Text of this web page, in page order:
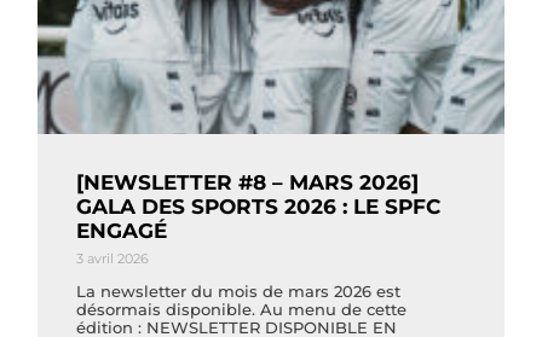
[NEWSLETTER #8 – MARS 2026]
GALA DES SPORTS 2026 : LE SPFC
ENGAGÉ
3 avril 2026
La newsletter du mois de mars 2026 est
désormais disponible. Au menu de cette
édition : NEWSLETTER DISPONIBLE EN